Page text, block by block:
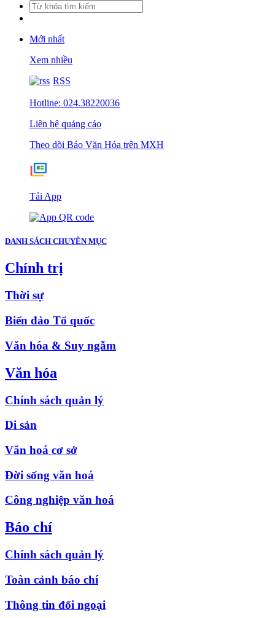
Mới nhất
Xem nhiều
RSS
Hotline: 024.38220036
Liên hệ quảng cáo
Theo dõi Báo Văn Hóa trên MXH
Tải App
DANH SÁCH CHUYÊN MỤC
Chính trị
Thời sự
Biển đảo Tổ quốc
Văn hóa & Suy ngẫm
Văn hóa
Chính sách quản lý
Di sản
Văn hoá cơ sở
Đời sống văn hoá
Công nghiệp văn hoá
Báo chí
Chính sách quản lý
Toàn cảnh báo chí
Thông tin đối ngoại